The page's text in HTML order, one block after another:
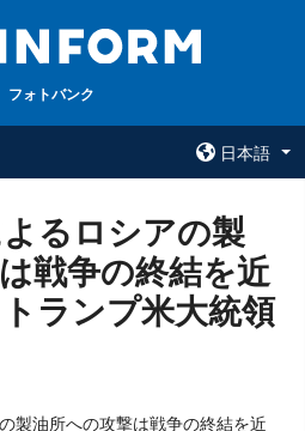
フォトバンク
日本語
ウクルインフォ
ルム
ウクルインフォル
るロシアの製
戦争の終結を近
ランプ米大統領